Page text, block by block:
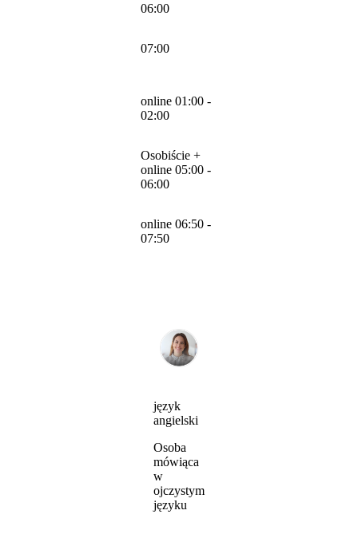
06:00
07:00
online 01:00 -
02:00
Osobiście +
online 05:00 -
06:00
online 06:50 -
07:50
język
angielski
Osoba
mówiąca
w
ojczystym
języku